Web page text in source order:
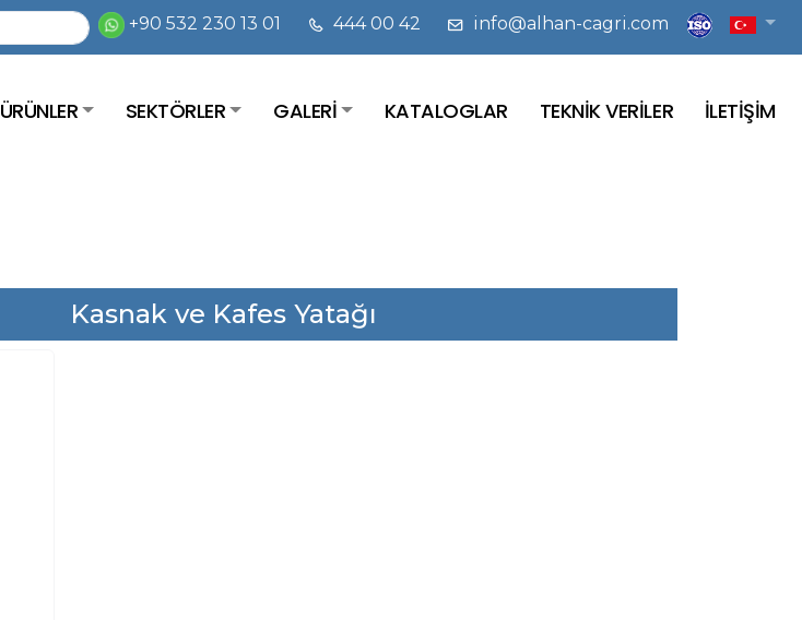
+90 532 230 13 01 444 00 42 info@alhan-cagri.com
ÜRÜNLER SEKTÖRLER GALERİ KATALOGLAR TEKNİK VERİLER İLETİŞİM
Kasnak ve Kafes Yatağı